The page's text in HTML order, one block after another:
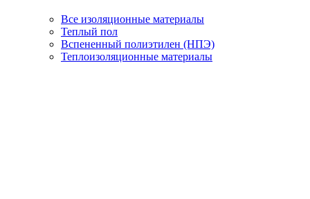
Все изоляционные материалы
Теплый пол
Вспененный полиэтилен (НПЭ)
Теплоизоляционные материалы